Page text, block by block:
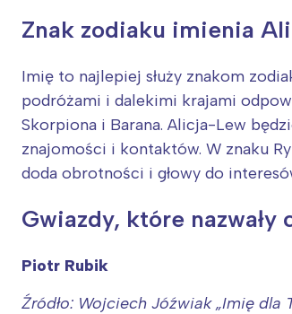
Znak zodiaku imienia
Imię to najlepiej służy znakom
podróżami i dalekimi krajami
Skorpiona i Barana. Alicja-Lew
znajomości i kontaktów. W znaku
doda obrotności i głowy do
Gwiazdy, które
Piotr Rubik
Źródło: Wojciech Jóźwiak „Imię